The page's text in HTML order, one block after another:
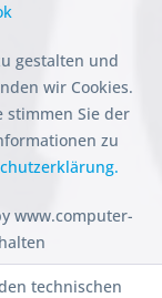
gestalten und
wir Cookies.
stimmen Sie der
zu
www.computer-
technischen